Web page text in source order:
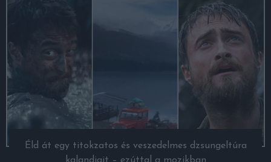
Éld át egy titokzatos és veszedelmes dzsungeltúra